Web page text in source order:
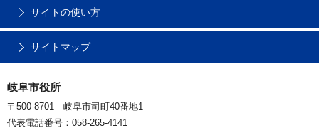
サイトの使い方
サイトマップ
岐阜市役所
〒500-8701 岐阜市司町40番地1
代表電話番号：058-265-4141